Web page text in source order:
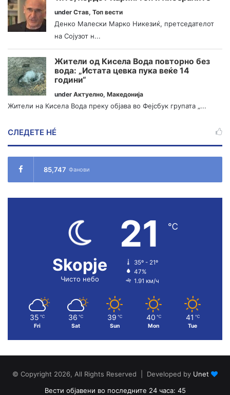
under Став, Топ вести
Денко Малески Марко Никезиќ, претседателот
на Сојузот н...
Жители од Кисела Вода повторно без
вода: „Истата цевка пука веќе 14
години“
under Актуелно, Македонија
Жители на Кисела Вода преку објава во Фејсбук групата „...
СЛЕДЕТЕ НÉ
85,747 Фанови
Skopje
Чисто небо
21 ℃
35º - 21º
47%
1.91 км/ч
35 ℃
Fri
36 ℃
Sat
39 ℃
Sun
40 ℃
Mon
41 ℃
Tue
© Copyright 2026, All Rights Reserved | Developed by Unet
Вести објавени во последните 24 часа: 45